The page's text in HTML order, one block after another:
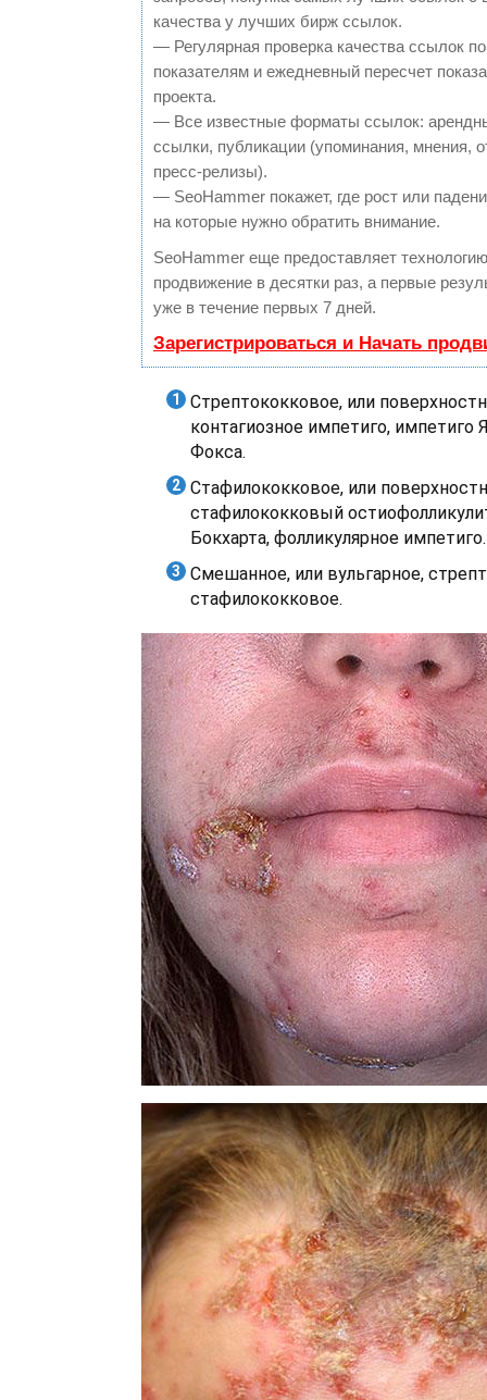
качества у лучших бирж ссылок.
— Регулярная проверка качества ссылок
показателям и ежедневный пересчет
проекта.
— Все известные форматы ссылок:
ссылки, публикации (упоминания, мнения,
пресс-релизы).
— SeoHammer покажет, где рост или
на которые нужно обратить внимание.
SeoHammer еще предоставляет
продвижение в десятки раз, а первые
уже в течение первых 7 дней.
Зарегистрироваться и Начать
Стрептококковое, или
контагиозное импетиго, импетиго
Фокса.
Стафилококковое, или
стафилококковый
Бокхарта, фолликулярное импетиго.
Смешанное, или вульгарное,
стафилококковое.